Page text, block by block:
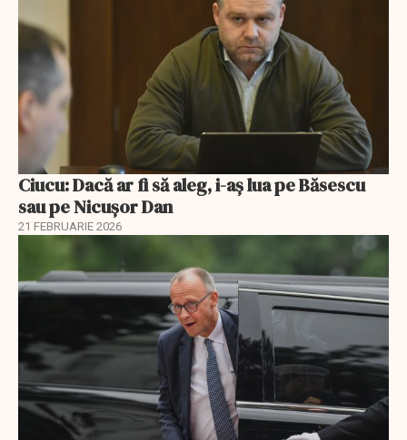
Ciucu: Dacă ar fi să aleg, i-aș lua pe Băsescu
sau pe Nicușor Dan
21 FEBRUARIE 2026